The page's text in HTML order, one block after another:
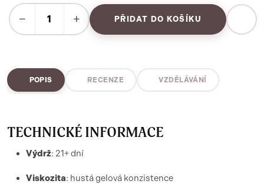
− + PŘIDAT DO KOŠÍKU
POPIS RECENZE VZDĚLÁVÁNÍ
TECHNICKÉ INFORMACE
Výdrž: 21+ dní
Viskozita: hustá gelová konzistence